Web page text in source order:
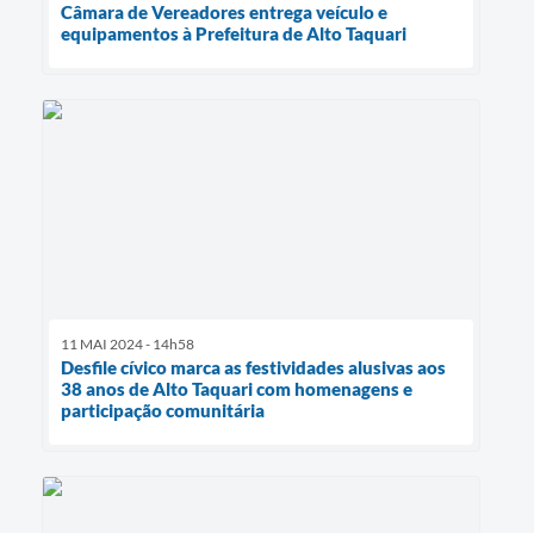
Câmara de Vereadores entrega veículo e
equipamentos à Prefeitura de Alto Taquari
11 MAI 2024 - 14h58
Desfile cívico marca as festividades alusivas aos
38 anos de Alto Taquari com homenagens e
participação comunitária